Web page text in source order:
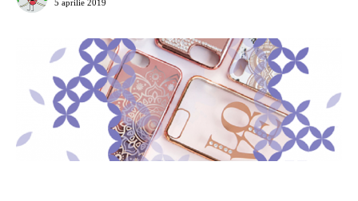
5 aprilie 2019